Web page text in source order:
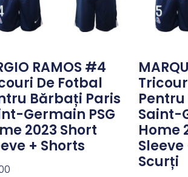
RAMOS #4
De Fotbal
Bărbați Paris
Germain PSG
2023 Short
+ Shorts
Saint-
Home
Scurți